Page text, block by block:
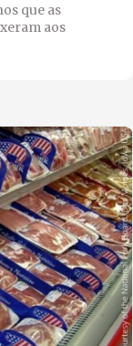
que as
aos